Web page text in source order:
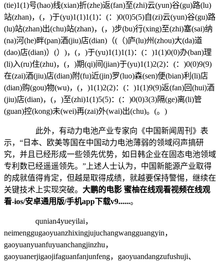
(tie)1(1)号(hao)线(xian)折(zhe)返(fan)至(zhi)云(yun)谷(gu)路(lu)
站(zhan)，(，)于(yu)1(1)1(1)：(：)0(0)5(5)自(zi)云(yun)谷(gu)路
(lu)站(zhan)出(chu)站(zhan)，(，)步(bu)行(xing)至(zhi)塞(sai)纳
(na)河(he)畔(pan)酒(jiu)店(dian)（(（)庐(lu)州(zhou)大(da)道
(dao)店(dian)）(）)，(，)于(yu)1(1)1(1)：(：)1(1)0(0)办(ban)理
(li)入(ru)住(zhu)，(，)期(qi)间(jian)于(yu)1(1)2(2)：(：)0(0)9(9)
在(zai)酒(jiu)店(dian)附(fu)近(jin)罗(luo)森(sen)便(bian)利(li)店
(dian)购(gou)物(wu)，(，)1(1)2(2)：(：)1(1)9(9)返(fan)回(hui)酒
(jiu)店(dian)，(，)至(zhi)1(1)5(5)：(：)0(0)3(3)隔(ge)离(li)管
(guan)控(kong)未(wei)再(zai)外(wai)出(chu)。(。)
此外，有动力电池产业专家向《中国新闻周刊》表
示，“日本、欧美等国在中国动力电池薄弱的领域闷声搞研
究，并且已经形成一些领先优势，如日韩企业在固态电池领域
专利数已经遥遥领先。”上述人士认为，中国新能源产业取得
的成就值得肯定，但越是取得成绩，就越要保持警惕，继续在
关键技术上实现突破。 大鹏的电影 蜜柚在线观看视频在线观
看-ios/安卓通用版/手机app下载v9......。
qunian4yueyilai，
neimenggugaoyuanzhixingjujuchangwangguangyin，
gaoyuanyuanfuyuanchangjinzhu，
gaoyuanerjigaojifaguanfanjunfeng，gaoyuandangzufushuji、